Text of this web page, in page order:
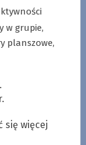
w grupie,
planszowe,
się więcej